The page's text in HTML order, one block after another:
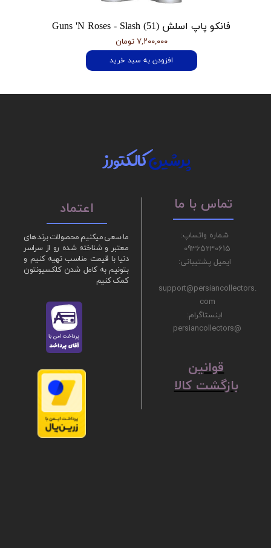
فانکو پاپ اسلش Guns 'N Roses - Slash (51)
۷,۲۰۰,۰۰۰ تومان
افزودن به سبد خرید
ما سعی میکنیم محصولات برند های
معتبر و شناخته شده رو از سراسر
دنیا با قیمت مناسب تهیه کنیم و
بتونیم به کامل شدن کلکسیونتون
کمک کنیم
پرشینکالکتورز
شماره واتساپ:
09365230615
ایمیل پشتیبانی:
support@persiancollectors.
com
اینستاگرام:
@persiancollectors
تماس با ما اعتماد
ق​​​​​​​وانین
بازگشت کالا